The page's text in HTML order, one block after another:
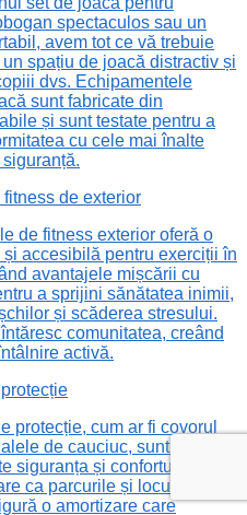
spectaculos sau un
avem tot ce vă trebuie
spațiu de joacă distractiv și
dvs. Echipamentele
sunt fabricate din
și sunt testate pentru a
cu cele mai înalte
de exterior
de fitness exterior oferă o
accesibilă pentru exerciții în
avantajele mișcării cu
a sprijini sănătatea inimii,
și scăderea stresului.
comunitatea, creând
activă.
protecție, cum ar fi covorul
de cauciuc, sunt vitale
siguranța și confortul în
ca parcurile și locurile de
o amortizare care